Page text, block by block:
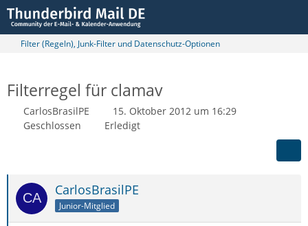
Filter (Regeln), Junk-Filter und Datenschutz-Optionen
Filterregel für clamav
CarlosBrasilPE
15. Oktober 2012 um 16:29
Geschlossen
Erledigt
CarlosBrasilPE
Junior-Mitglied